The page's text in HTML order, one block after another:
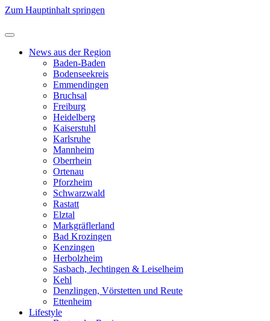
Zum Hauptinhalt springen
News aus der Region
Baden-Baden
Bodenseekreis
Emmendingen
Bruchsal
Freiburg
Heidelberg
Kaiserstuhl
Karlsruhe
Mannheim
Oberrhein
Ortenau
Pforzheim
Schwarzwald
Rastatt
Elztal
Markgräflerland
Bad Krozingen
Kenzingen
Herbolzheim
Sasbach, Jechtingen & Leiselheim
Kehl
Denzlingen, Vörstetten und Reute
Ettenheim
Lifestyle